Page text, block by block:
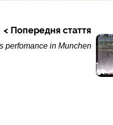
Попередня стаття
perfomance in Munchen